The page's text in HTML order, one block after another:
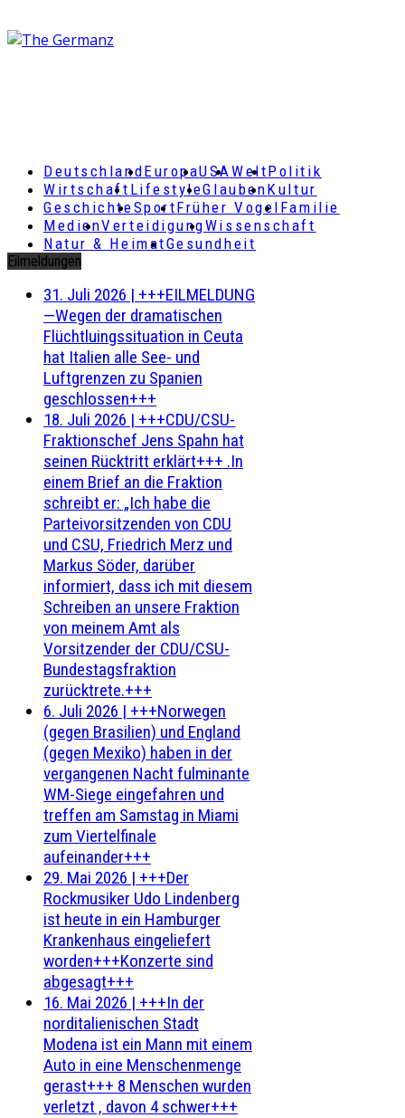
DeutschlandEuropaUSAWeltPolitik
Wirtschaft LifestyleGlaubenKultur
GeschichteSportFrüher Vogel Familie
MedienVerteidigungWissenschaft
Natur & HeimatGesundheit
Eilmeldungen
31. Juli 2026 | +++EILMELDUNG
—Wegen der dramatischen
Flüchtluingssituation in Ceuta
hat Italien alle See- und
Luftgrenzen zu Spanien
geschlossen+++
18. Juli 2026 | +++CDU/CSU-
Fraktionschef Jens Spahn hat
seinen Rücktritt erklärt+++ .In
einem Brief an die Fraktion
schreibt er: „Ich habe die
Parteivorsitzenden von CDU
und CSU, Friedrich Merz und
Markus Söder, darüber
informiert, dass ich mit diesem
Schreiben an unsere Fraktion
von meinem Amt als
Vorsitzender der CDU/CSU-
Bundestagsfraktion
zurücktrete.+++
6. Juli 2026 | +++Norwegen
(gegen Brasilien) und England
(gegen Mexiko) haben in der
vergangenen Nacht fulminante
WM-Siege eingefahren und
treffen am Samstag in Miami
zum Viertelfinale
aufeinander+++
29. Mai 2026 | +++Der
Rockmusiker Udo Lindenberg
ist heute in ein Hamburger
Krankenhaus eingeliefert
worden+++Konzerte sind
abgesagt+++
16. Mai 2026 | +++In der
norditalienischen Stadt
Modena ist ein Mann mit einem
Auto in eine Menschenmenge
gerast+++ 8 Menschen wurden
verletzt , davon 4 schwer+++